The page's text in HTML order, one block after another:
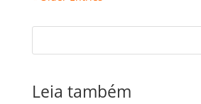
Leia também